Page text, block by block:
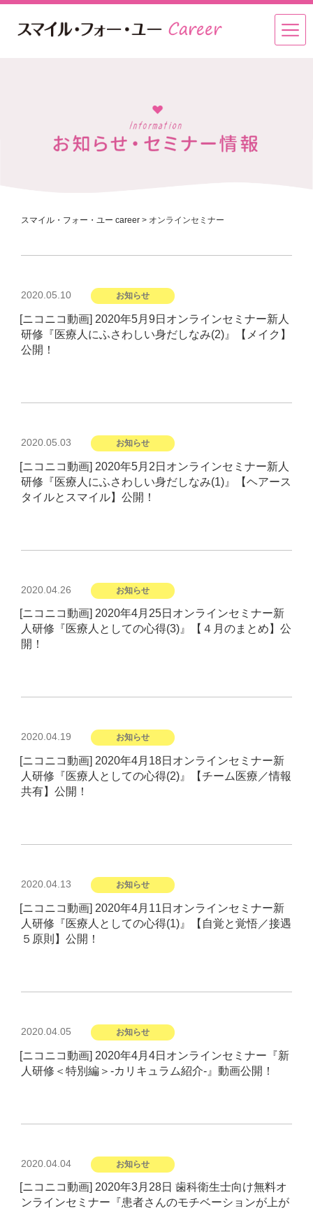
スマイル・フォー・ユー career > オンラインセミナー
投
日:
2020.05.10 お知らせ
[ニコニコ動画] 2020年5月9日オンラインセミナー新人
研修『医療人にふさわしい身だしなみ(2)』【メイク】
公開！
投
日:
2020.05.03 お知らせ
[ニコニコ動画] 2020年5月2日オンラインセミナー新人
研修『医療人にふさわしい身だしなみ(1)』【ヘアース
タイルとスマイル】公開！
投
日:
2020.04.26 お知らせ
[ニコニコ動画] 2020年4月25日オンラインセミナー新
人研修『医療人としての心得(3)』【４月のまとめ】公
開！
投
日:
2020.04.19 お知らせ
[ニコニコ動画] 2020年4月18日オンラインセミナー新
人研修『医療人としての心得(2)』【チーム医療／情報
共有】公開！
投
日:
2020.04.13 お知らせ
[ニコニコ動画] 2020年4月11日オンラインセミナー新
人研修『医療人としての心得(1)』【自覚と覚悟／接遇
５原則】公開！
投
日:
2020.04.05 お知らせ
[ニコニコ動画] 2020年4月4日オンラインセミナー『新
人研修＜特別編＞-カリキュラム紹介-』動画公開！
投
日:
2020.04.04 お知らせ
[ニコニコ動画] 2020年3月28日 歯科衛生士向け無料オ
ンラインセミナー『患者さんのモチベーションが上が